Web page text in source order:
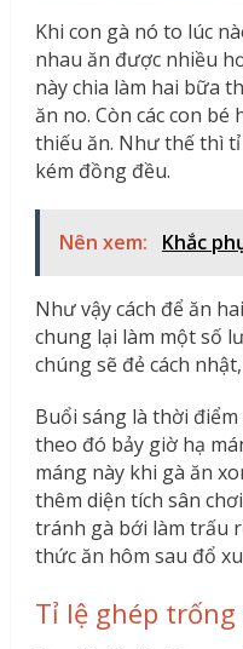
Khi con gà nó to lúc
nhau ăn được nhiều
này chia làm hai bữa
ăn no. Còn các con
thiếu ăn. Như thế thì
kém đồng đều.
Nên xem: Khắc
Như vậy cách để ăn
chung lại làm một số
chúng sẽ đẻ cách
Buổi sáng là thời
theo đó bảy giờ hạ
máng này khi gà ăn
thêm diện tích sân
tránh gà bới làm trấu
thức ăn hôm sau đổ
Tỉ lệ ghép trống